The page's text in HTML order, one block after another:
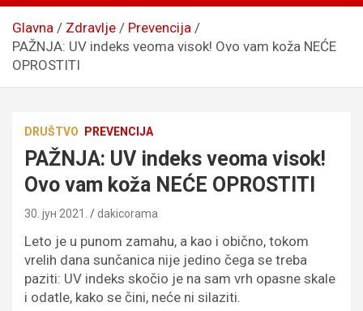
Glavna Zdravlje
Prevencija
PAŽNJA: UV indeks veoma visok! Ovo vam koža NEĆE
OPROSTITI
DRUŠTVO PREVENCIJA
PAŽNJA: UV indeks veoma visok!
Ovo vam koža NEĆE OPROSTITI
30. јун 2021. dakicorama
Leto je u punom zamahu, a kao i obično, tokom
vrelih dana sunčanica nije jedino čega se treba
paziti: UV indeks skočio je na sam vrh opasne skale
i odatle, kako se čini, neće ni silaziti.